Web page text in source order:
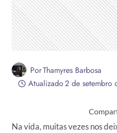
PorThamyres Barbosa
Atualizado2 de setembro
Na vida, muitas vezes nos